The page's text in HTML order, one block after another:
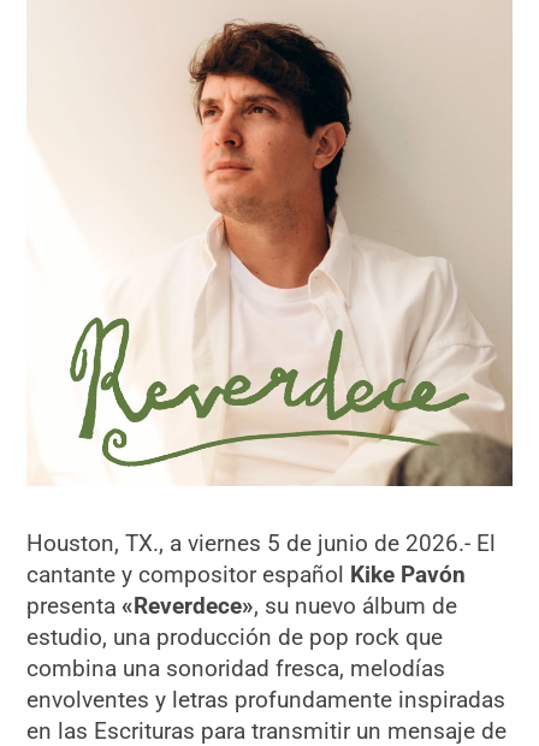
Houston, TX., a viernes 5 de junio de 2026.- El
cantante y compositor español Kike Pavón
presenta «Reverdece», su nuevo álbum de
estudio, una producción de pop rock que
combina una sonoridad fresca, melodías
envolventes y letras profundamente inspiradas
en las Escrituras para transmitir un mensaje de